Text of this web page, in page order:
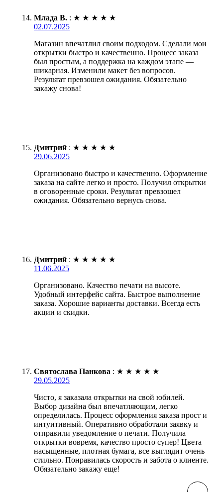
Млада В. : ★ ★ ★ ★ ★
02.07.2025
Магазин впечатлил своим подходом. Сделали мои
открытки быстро и качественно. Процесс заказа
был простым, а поддержка на каждом этапе —
шикарная. Изменили макет без вопросов.
Результат превзошел ожидания. Обязательно
закажу снова!
Дмитрий : ★ ★ ★ ★ ★
29.06.2025
Организовано быстро и качественно. Оформление
заказа на сайте легко и просто. Получил открытки
в оговоренные сроки. Результат превзошел
ожидания. Обязательно вернусь снова.
Дмитрий : ★ ★ ★ ★ ★
11.06.2025
Организовано. Качество печати на высоте.
Удобный интерфейс сайта. Быстрое выполнение
заказа. Хорошие варианты доставки. Всегда есть
акции и скидки.
Святослава Панкова : ★ ★ ★ ★ ★
29.05.2025
Чисто, я заказала открытки на свой юбилей.
Выбор дизайна был впечатляющим, легко
определилась. Процесс оформления заказа прост и
интуитивный. Оперативно обработали заявку и
отправили уведомление о печати. Получила
открытки вовремя, качество просто супер! Цвета
насыщенные, плотная бумага, все выглядит очень
стильно. Понравилась скорость и забота о клиенте.
Обязательно закажу еще!